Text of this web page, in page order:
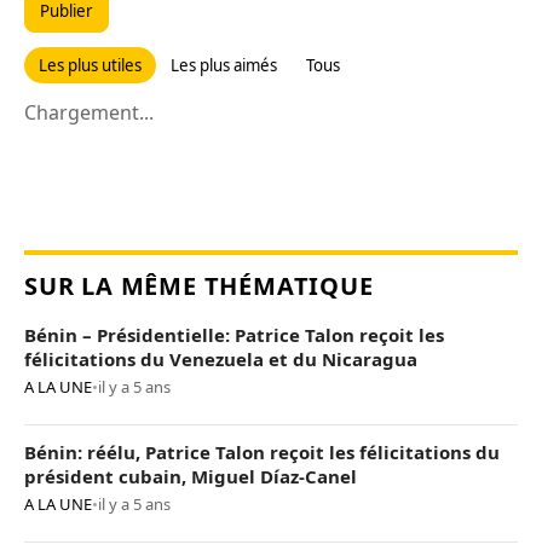
Publier
Les plus utiles Les plus aimés Tous
Chargement...
SUR LA MÊME THÉMATIQUE
Bénin – Présidentielle: Patrice Talon reçoit les
félicitations du Venezuela et du Nicaragua
A LA UNE•il y a 5 ans
Bénin: réélu, Patrice Talon reçoit les félicitations du
président cubain, Miguel Díaz-Canel
A LA UNE•il y a 5 ans